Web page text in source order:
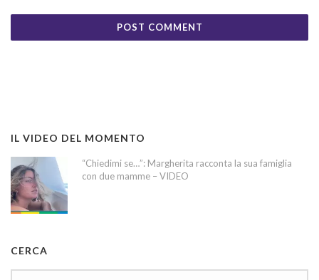
IL VIDEO DEL MOMENTO
“Chiedimi se…”: Margherita racconta la sua famiglia
con due mamme – VIDEO
CERCA